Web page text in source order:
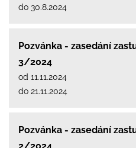
do 30.8.2024
Pozvánka - zasedání
3/2024
od 11.11.2024
do 21.11.2024
Pozvánka - zasedání